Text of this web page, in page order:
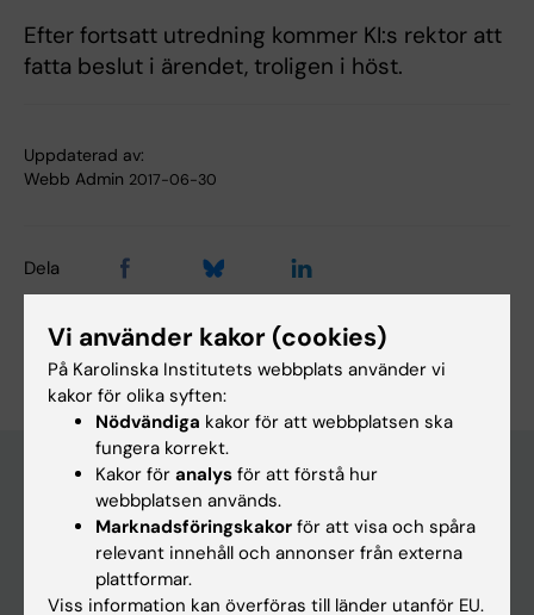
Efter fortsatt utredning kommer KI:s rektor att
fatta beslut i ärendet, troligen i höst.
Uppdaterad av:
Webb Admin 2017-06-30
Dela
Upptäck KI
Utbildning
Forskarutbildning
Vi använder kakor (cookies)
På Karolinska Institutets webbplats använder vi
kakor för olika syften:
Nödvändiga kakor för att webbplatsen ska
fungera korrekt.
Kakor för analys för att förstå hur
webbplatsen används.
Marknadsföringskakor för att visa och spåra
relevant innehåll och annonser från externa
plattformar.
Viss information kan överföras till länder utanför EU.